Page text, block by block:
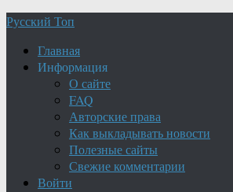
Русский Топ
Главная
Информация
О сайте
FAQ
Авторские права
Как выкладывать новости
Полезные сайты
Свежие комментарии
Войти